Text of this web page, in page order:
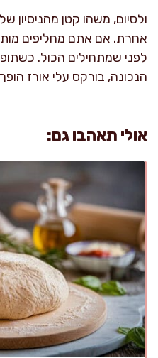
ולסיום, משהו קטן מהניסיון
אחרת. אם אתם מחליפים
לפני שמתחילים הכול.
הנכונה, בורקס עלי אורז
אולי תאהבו גם: